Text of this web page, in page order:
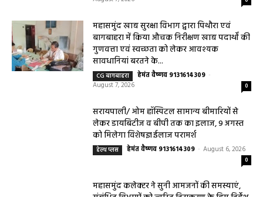
महासमुंद खाद्य सुरक्षा विभाग द्वारा पिथौरा एवं
बागबाहरा में किया औचक निरीक्षण खाद्य पदार्थों की
गुणवत्ता एवं स्वच्छता को लेकर आवश्यक
सावधानियां बरतने के...
CG बागबाहरा हेमंत वैष्णव 9131614309 -
August 7, 2026
0
सरायपाली/ ओम हॉस्पिटल सामान्य बीमारियों से
लेकर डायबिटीज व बीपी तक का इलाज, 9 अगस्त
को मिलेगा विशेषज्ञ ईलाज परामर्श
हेल्थ प्लस हेमंत वैष्णव 9131614309 - August 6, 2026
0
महासमुंद कलेक्टर ने सुनी आमजनों की समस्याएं,